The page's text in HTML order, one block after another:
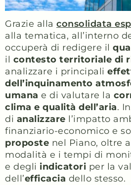
Grazie alla consolidata
alla tematica, all’interno
occuperà di redigere il
il contesto territoriale di
analizzare i principali
dell’inquinamento
umana e di valutare la
clima e qualità dell’aria.
di analizzare l’impatto
finanziario-economico e
proposte nel Piano, oltre
modalità e i tempi di
e degli indicatori per la
dell’efficacia dello stesso.